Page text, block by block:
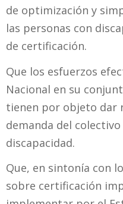
de optimización y
las personas con
de certificación.
Que los esfuerzos
Nacional en su
tienen por objeto dar
demanda del
discapacidad.
Que, en sintonía con
sobre certificación